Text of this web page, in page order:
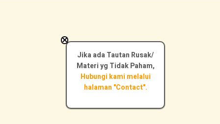
Jika ada Tautan Rusak/
Materi yg Tidak Paham,
Hubungi kami melalui
halaman "Contact".
×